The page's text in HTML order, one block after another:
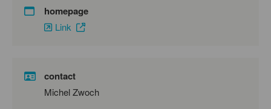
homepage
Link
contact
Michel Zwoch